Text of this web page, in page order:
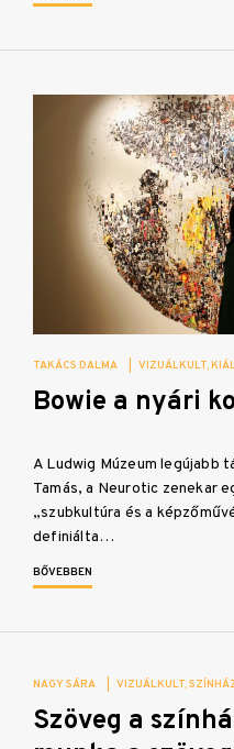
TAKÁCS DALMA VIZUÁLKULT
Bowie a nyári
A Ludwig Múzeum legújabb
Tamás, a Neurotic zenekar
„szubkultúra és a
definiálta…
BŐVEBBEN
NAGY SÁRA VIZUÁLKULT
Szöveg a